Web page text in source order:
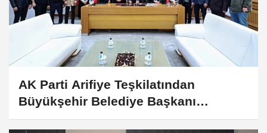
AK Parti Arifiye Teşkilatından
Büyükşehir Belediye Başkanı
Alemdar’a Ziyaret